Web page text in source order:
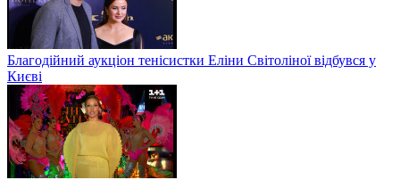
Благодійний аукціон тенісистки Еліни Світоліної відбувся у
Києві